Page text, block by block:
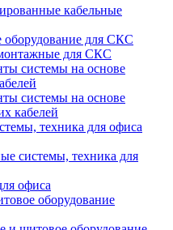
кабельные
оборудование для СКС
для СКС
системы на основе
системы на основе
кабелей
техника для офиса
системы, техника для
офиса
оборудование